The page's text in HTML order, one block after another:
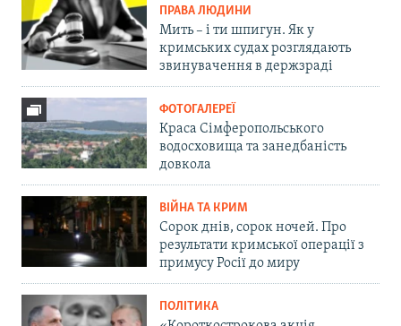
ПРАВА ЛЮДИНИ
Мить – і ти шпигун. Як у
кримських судах розглядають
звинувачення в держзраді
ФОТОГАЛЕРЕЇ
Краса Сімферопольського
водосховища та занедбаність
довкола
ВІЙНА ТА КРИМ
Сорок днів, сорок ночей. Про
результати кримської операції з
примусу Росії до миру
ПОЛІТИКА